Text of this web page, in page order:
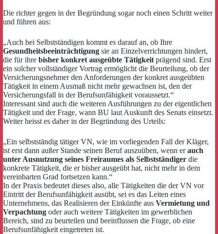
Die richter gegen in der Begründung sogar noch einen Schritt weiter
und führen aus:
„Auch bei Selbstständigen kommt es darauf an, ob Ihre
Gesundheitsbeeinträchtigung sie an Einzelverrichtungen hindert,
die für ihre bisher konkret ausgeübte Tätigkeit prägend sind. Erst
ein solcher vollständiger Vortrag ermöglicht die Beurteilung, ob der
Versicherungsnehmer den Anforderungen der konkret ausgeübten
Tätigkeit in einem Ausmaß nicht mehr gewachsen ist, den der
Versicherungsfall in der Berufsunfähigkeit voraussetzt.“
Interessant sind auch die weiteren Ausführungen zu der eigentlichen
Tätigkeit und der Frage, wann BU laut Auskunft des Senats einsetzt.
Weiter heisst es daher in der Begründung des Urteils:
„Ein selbstständig tätiger VN, wie im vorliegenden Fall der Kläger,
ist erst dann außer Stande seinen Beruf auszuüben, wenn erauch
unter Ausnutzung seines Freiraumes als Selbstständiger die
konkrete Tätigkeit, die er bisher ausgeübt hat, nicht mehr in dem
vereinbarten Grad fortsetzen kann.“
In der Praxis bedeutet dieses also, alle Tätigkeiten die der VN vor
Eintritt der Berufsunfähigkeit ausübt, sei es das Leiten eines
Unternehmens, das Realisieren der Einkünfte aus Vermietung und
Verpachtung oder auch weitere Tätigkeiten im gewerblichen
Bereich, sind zu beurteilen und beeinflussen die Frage, ob eine
Berufsunfähigkeit eingetreten ist.